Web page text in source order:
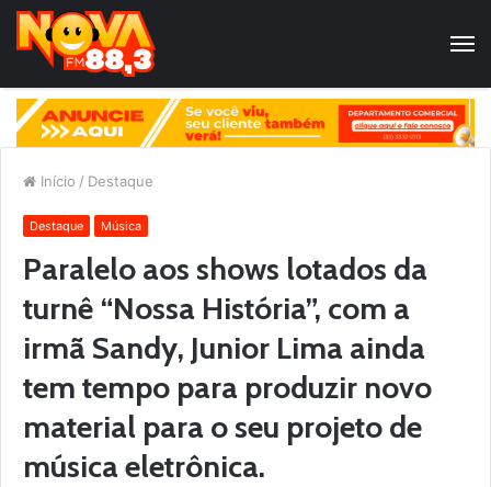
Início / Destaque
Destaque Música
Paralelo aos shows lotados da
turnê “Nossa História”, com a
irmã Sandy, Junior Lima ainda
tem tempo para produzir novo
material para o seu projeto de
música eletrônica.